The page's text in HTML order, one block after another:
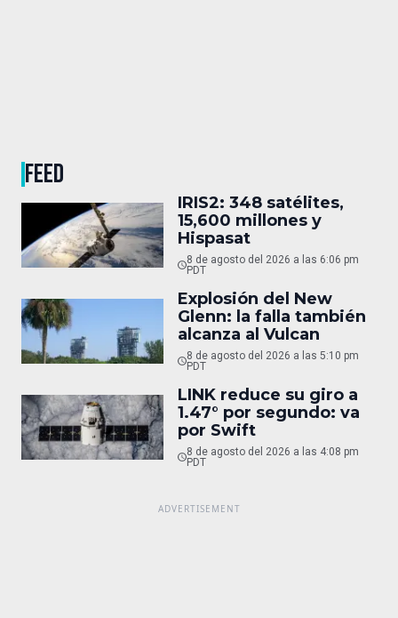
FEED
IRIS2: 348 satélites,
15,600 millones y
Hispasat
8 de agosto del 2026 a las 6:06 pm
PDT
Explosión del New
Glenn: la falla también
alcanza al Vulcan
8 de agosto del 2026 a las 5:10 pm
PDT
LINK reduce su giro a
1.47° por segundo: va
por Swift
8 de agosto del 2026 a las 4:08 pm
PDT